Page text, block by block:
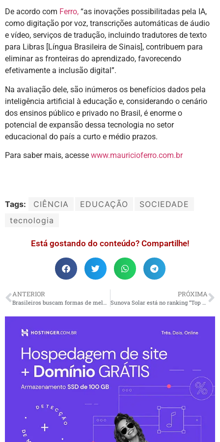
De acordo com Ferro, “as inovações possibilitadas pela IA,
como digitação por voz, transcrições automáticas de áudio
e vídeo, serviços de tradução, incluindo tradutores de texto
para Libras [Língua Brasileira de Sinais], contribuem para
eliminar as fronteiras do aprendizado, favorecendo
efetivamente a inclusão digital”.
Na avaliação dele, são inúmeros os benefícios dados pela
inteligência artificial à educação e, considerando o cenário
dos ensinos público e privado no Brasil, é enorme o
potencial de expansão dessa tecnologia no setor
educacional do país a curto e médio prazos.
Para saber mais, acesse www.mauricioferro.com.br
Tags: CIÊNCIA EDUCAÇÃO
SOCIEDADE
tecnologia
Está gostando do conteúdo? Compartilhe!
ANTERIOR
Brasileiros buscam formas de melhorar o bem-estar
PRÓXIMA
Sunova Solar está no ranking “Top 10 Solar Panels”